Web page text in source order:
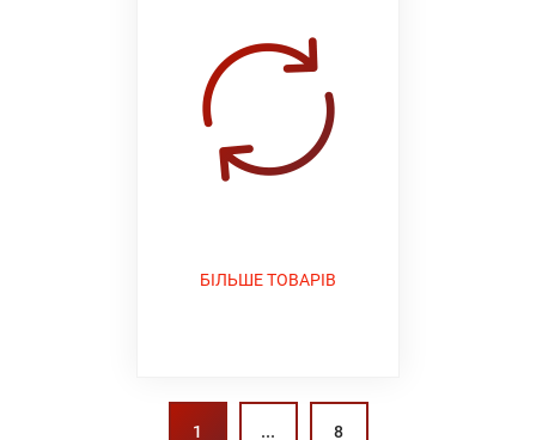
БІЛЬШЕ ТОВАРІВ
1 ... 8